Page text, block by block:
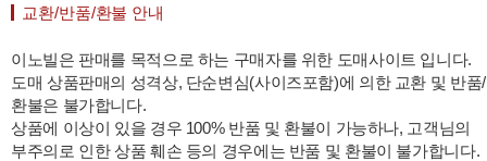
교환/반품/환불 안내
이노빌은 판매를 목적으로 하는 구매자를 위한 도매사이트 입니다.
도매 상품판매의 성격상, 단순변심(사이즈포함)에 의한 교환 및 반품/
환불은 불가합니다.
상품에 이상이 있을 경우 100% 반품 및 환불이 가능하나, 고객님의
부주의로 인한 상품 훼손 등의 경우에는 반품 및 환불이 불가합니다.